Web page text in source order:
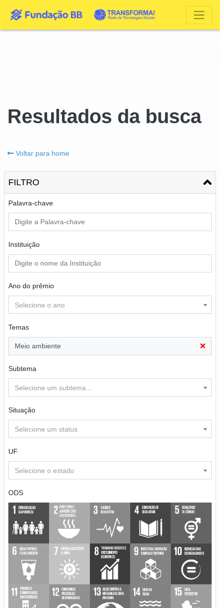
Resultados da busca
Voltar para home
FILTRO
Palavra-chave
Instituição
Ano do prêmio
Selecione o ano
Temas
Meio ambiente
Subtema
Selecione um subtema...
Situação
Selecione um status
UF
Selecione o estado
ODS